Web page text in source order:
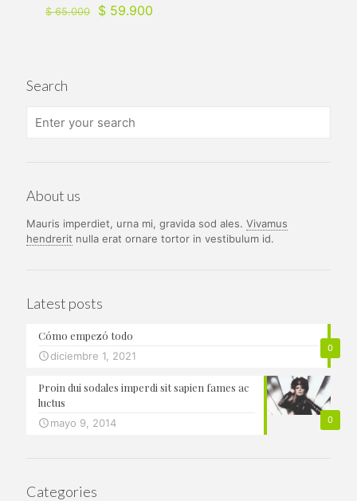
$65.000
El
$ 59.900
Search
About us
Mauris imperdiet, urna mi, gravida sod ales. Vivamus
hendrerit nulla erat ornare tortor in vestibulum id.
Latest posts
0
Cómo empezó todo
diciembre 1, 2021
0
Proin dui sodales imperdi sit sapien fames ac
luctus
mayo 9, 2014
Categories